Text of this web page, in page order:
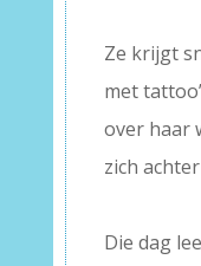
Ze krijgt
met
over haar
zich
Die dag